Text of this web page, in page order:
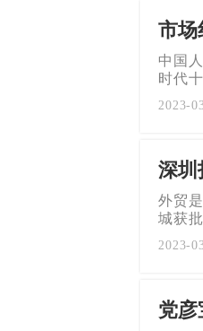
市
中国
时代
2023-
深圳
外贸
城获
2023-
党彦